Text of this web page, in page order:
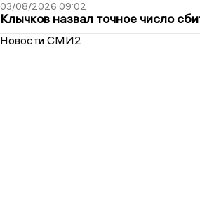
03/08/2026 09:02
Клычков назвал точное число
Новости СМИ2